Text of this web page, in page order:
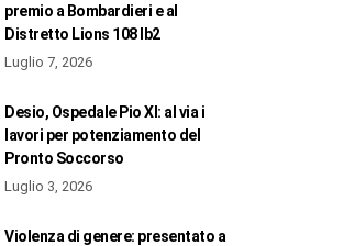
premio a Bombardieri e al
Distretto Lions 108 Ib2
Luglio 7, 2026
Desio, Ospedale Pio XI: al via i
lavori per potenziamento del
Pronto Soccorso
Luglio 3, 2026
Violenza di genere: presentato a